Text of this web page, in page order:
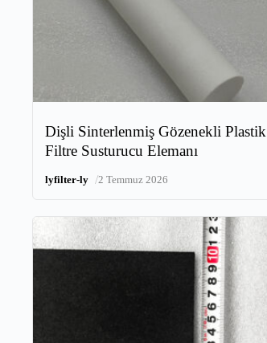
Dişli Sinterlenmiş Gözenekli Plastik
Filtre Susturucu Elemanı
lyfilter-ly /2 Temmuz 2026